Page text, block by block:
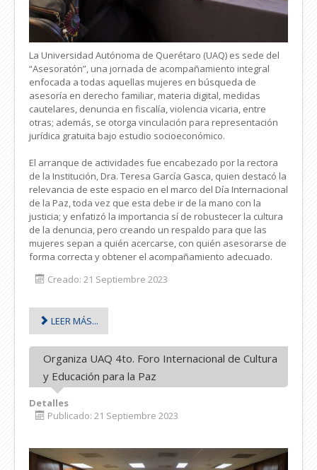
La Universidad Autónoma de Querétaro (UAQ) es sede del
“Asesoratón”, una jornada de acompañamiento integral
enfocada a todas aquellas mujeres en búsqueda de
asesoría en derecho familiar, materia digital, medidas
cautelares, denuncia en fiscalía, violencia vicaria, entre
otras; además, se otorga vinculación para representación
jurídica gratuita bajo estudio socioeconómico.
El arranque de actividades fue encabezado por la rectora
de la Institución, Dra. Teresa García Gasca, quien destacó la
relevancia de este espacio en el marco del Día Internacional
de la Paz, toda vez que esta debe ir de la mano con la
justicia; y enfatizó la importancia sí de robustecer la cultura
de la denuncia, pero creando un respaldo para que las
mujeres sepan a quién acercarse, con quién asesorarse de
forma correcta y obtener el acompañamiento adecuado.
Creado: 21 Septiembre 2023
LEER MÁS...
Organiza UAQ 4to. Foro Internacional de Cultura
y Educación para la Paz
Detalles
Publicado: 21 Septiembre 2023